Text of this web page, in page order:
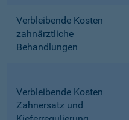
Verbleibende Kosten
zahnärztliche
Behandlungen
Verbleibende Kosten
Zahnersatz und